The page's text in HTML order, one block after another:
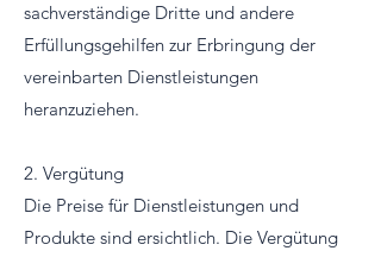
sachverständige Dritte und andere
Erfüllungsgehilfen zur Erbringung der
vereinbarten Dienstleistungen
heranzuziehen.
2. Vergütung
Die Preise für Dienstleistungen und
Produkte sind ersichtlich. Die Vergütung